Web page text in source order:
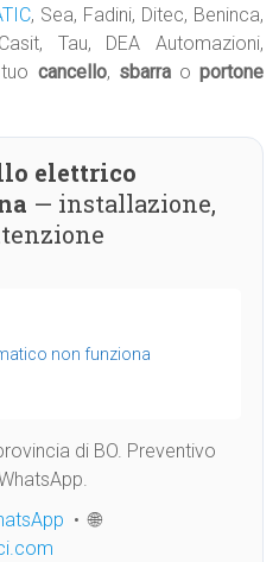
, Sea, Fadini, Ditec, Beninca,
Tau, DEA Automazioni,
cancello, sbarrao portone
elettrico
— installazione,
non funziona
di BO. Preventivo
• 🌐